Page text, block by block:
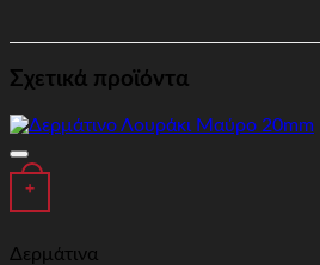
Σχετικά προϊόντα
+
Δερμάτινα